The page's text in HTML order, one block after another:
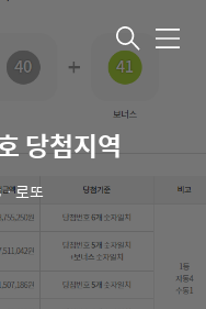
메
당첨지역
ㆍ로또